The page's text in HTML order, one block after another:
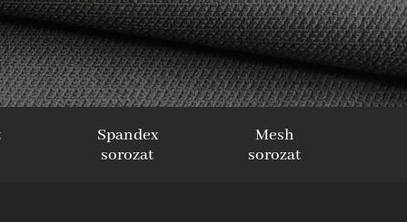
Spandex
sorozat
Mesh
sorozat